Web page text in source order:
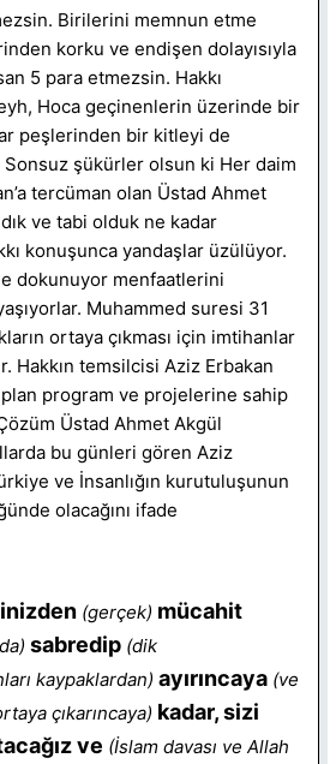
Birilerini memnun etme
korku ve endişen dolayısıyla
5 para etmezsin. Hakkı
Hoca geçinenlerin üzerinde bir
peşlerinden bir kitleyi de
şükürler olsun ki Her daim
tercüman olan Üstad Ahmet
ve tabi olduk ne kadar
konuşunca yandaşlar üzülüyor.
dokunuyor menfaatlerini
Muhammed suresi 31
ortaya çıkması için imtihanlar
Hakkın temsilcisi Aziz Erbakan
plan program ve projelerine sahip
Üstad Ahmet Akgül
bu günleri gören Aziz
ve İnsanlığın kurutuluşunun
olacağını ifade
(gerçek) mücahit
sabredip (dik
kaypaklardan) ayırıncaya (ve
çıkarıncaya) kadar, sizi
ve (İslam davası ve Allah